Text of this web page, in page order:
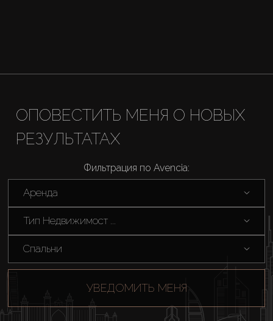
Аренда
Продажа
AX Journal
Каталоги
Агенты
ОПОВЕСТИТЬ МЕНЯ О НОВЫХ
РЕЗУЛЬТАТАХ
Фильтрация по Avencia:
Аренда
Тип Недвижимост ...
Спальни
УВЕДОМИТЬ МЕНЯ